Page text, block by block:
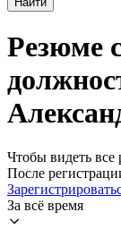
Резюме
Чтобы видеть все
После
За всё время